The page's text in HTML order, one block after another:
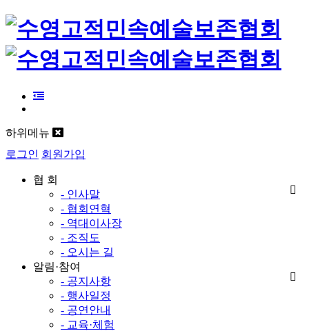
하위메뉴
로그인 회원가입
협 회
- 인사말
- 협회연혁
- 역대이사장
- 조직도
- 오시는 길
알림·참여
- 공지사항
- 행사일정
- 공연안내
- 교육·체험